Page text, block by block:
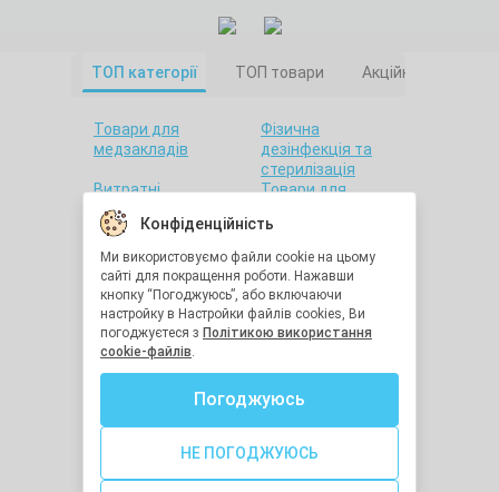
Конфіденційність
Ми використовуємо файли cookie на цьому
сайті для покращення роботи. Нажавши
кнопку “Погоджуюсь”, або включаючи
настройку в Настройки файлів cookies, Ви
погоджуєтеся з Політикою використання
cookie-файлів.
Погоджуюсь
НЕ ПОГОДЖУЮСЬ
ТОП категорії ТОП товари Акційні товари
Товари для
медзакладів
Фізична
дезінфекція та
стерилізація
Витратні
матеріали
Товари для
Товари для дому
Санітарна гігієна
Товари для
стоматології
Товари для
лабораторій
Краса та здоров'я
Утилізація
медичних відходів
Засоби
індивідуального
захисту
Остання одиниця
дезінфекція та
стерилізація
обладнання
Медична техніка
Засоби реабілітації